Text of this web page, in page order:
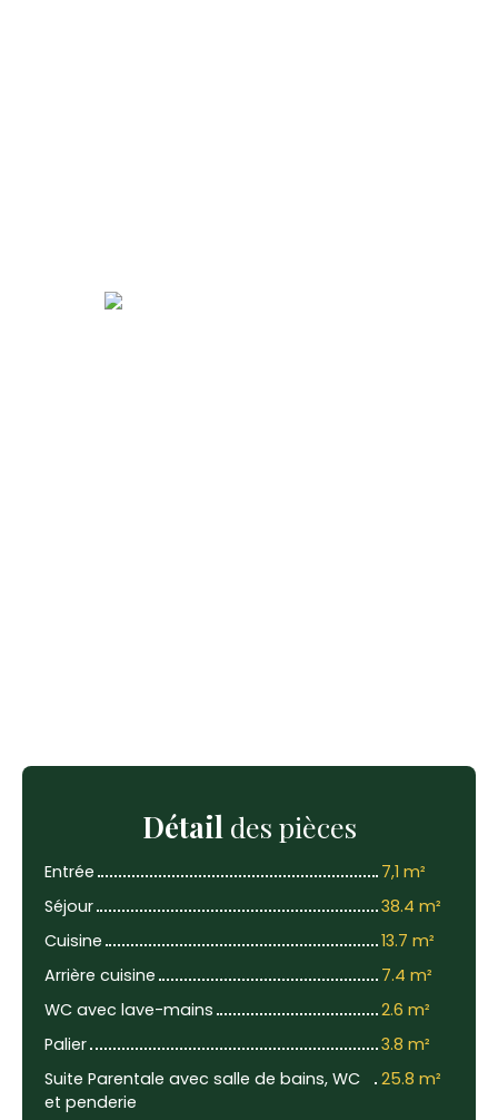
Détail des pièces
Entrée
7,1 m²
Séjour
38.4 m²
Cuisine
13.7 m²
Arrière cuisine
7.4 m²
WC avec lave-mains
2.6 m²
Palier
3.8 m²
Suite Parentale avec salle de bains, WC
et penderie
25.8 m²